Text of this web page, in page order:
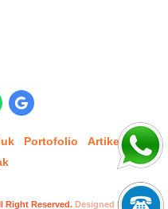
Portofolio
Artikel
Right Reserved. Designed by Inori